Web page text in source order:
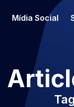
Mídia Social